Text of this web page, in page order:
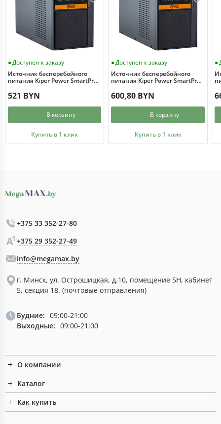
Доступен к заказу
Источник бесперебойного
питания Kiper Power SmartPro
521 BYN
В корзину
Купить в 1 клик
Доступен к заказу
Источник бесперебойного
питания Kiper Power SmartPro
600,80 BYN
В корзину
Купить в 1 клик
+375 33 352-27-80
+375 29 352-27-49
info@megamax.by
г. Минск, ул. Острошицкая, д.10, помещение 5Н, кабинет
5, секция 18. (почтовые отправления)
Будние: 09:00-21:00
Выходные: 09:00-21:00
О компании
Каталог
Как купить